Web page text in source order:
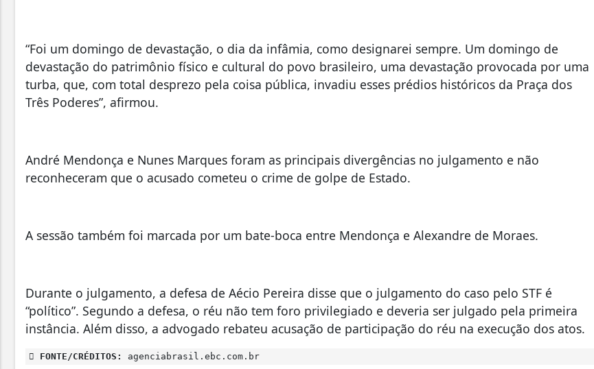
“Foi um domingo de devastação, o dia da infâmia, como designarei sempre. Um domingo de
devastação do patrimônio físico e cultural do povo brasileiro, uma devastação provocada por uma
turba, que, com total desprezo pela coisa pública, invadiu esses prédios históricos da Praça dos
Três Poderes”, afirmou.
André Mendonça e Nunes Marques foram as principais divergências no julgamento e não
reconheceram que o acusado cometeu o crime de golpe de Estado.
A sessão também foi marcada por um bate-boca entre Mendonça e Alexandre de Moraes.
Durante o julgamento, a defesa de Aécio Pereira disse que o julgamento do caso pelo STF é
“político”. Segundo a defesa, o réu não tem foro privilegiado e deveria ser julgado pela primeira
instância. Além disso, a advogado rebateu acusação de participação do réu na execução dos atos.
FONTE/CRÉDITOS: agenciabrasil.ebc.com.br